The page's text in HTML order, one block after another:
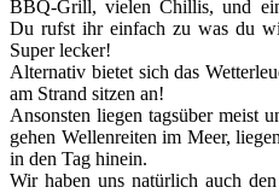
BBQ-Grill, vielen Chillis, und
Du rufst ihr einfach zu was du
Super lecker!
Alternativ bietet sich das
am Strand sitzen an!
Ansonsten liegen tagsüber meist
gehen Wellenreiten im Meer,
in den Tag hinein.
Wir haben uns natürlich auch